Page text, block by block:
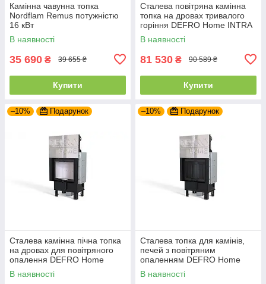
Камінна чавунна топка
Nordflam Remus потужністю
16 кВт
В наявності
35 690 ₴ 39 655 ₴
Купити
Сталева повітряна камінна
топка на дровах тривалого
горіння DEFRO Home INTRA
SM
В наявності
81 530 ₴ 90 589 ₴
Купити
–10% Подарунок
Сталева камінна пічна топка
на дровах для повітряного
опалення DEFRO Home
INTRA SM G
В наявності
–10% Подарунок
Сталева топка для камінів,
печей з повітряним
опаленням DEFRO Home
INTRA SM G (чорний шамот)
з гільйотиною
В наявності